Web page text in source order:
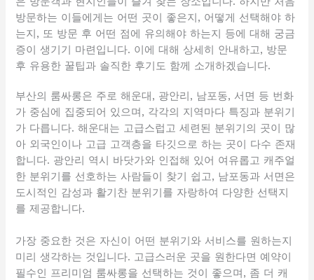
방문하는 이들에게는 어떤 곳이 좋은지, 어떻게 선택해야 하
는지, 또 방문 후 어떤 점에 유의해야 하는지 등에 대해 궁금
증이 생기기 마련입니다. 이에 대해 상세히 안내하고, 방문
후 유용한 꿀팁과 솔직한 후기도 함께 소개하겠습니다.
부산의 룸싸롱은 주로 해운대, 광안리, 남포동, 서면 등 번화
가 중심에 집중되어 있으며, 각각의 지역마다 특징과 분위기
가 다릅니다. 해운대는 고급스럽고 세련된 분위기의 곳이 많
아 외국인이나 고급 고객층을 타깃으로 하는 곳이 다수 존재
합니다. 광안리 역시 바닷가와 인접해 있어 여유롭고 캐주얼
한 분위기를 선호하는 사람들이 찾기 쉽고, 남포동과 서면은
도시적인 감성과 활기찬 분위기를 자랑하여 다양한 선택지
를 제공합니다.
가장 중요한 것은 자신이 어떤 분위기와 서비스를 원하는지
미리 생각하는 것입니다. 고급스러운 곳을 원한다면 예약이
필수인 프리미엄 룸싸롱을 선택하는 것이 좋으며, 좀 더 캐